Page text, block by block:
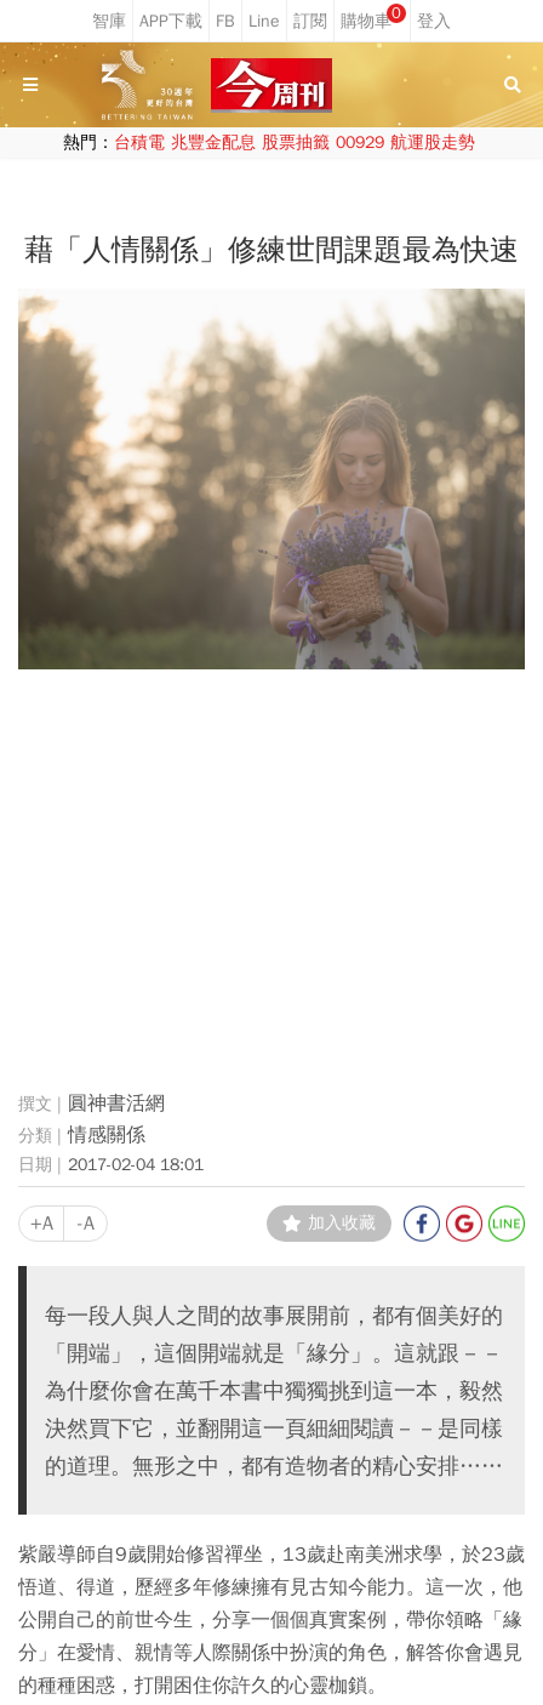
0
熱門： 台積電 兆豐金配息 股票抽籤 00929 航運股走勢
藉「人情關係」修練世間課題最為快速
圓神書活網
情感關係
2017-02-04 18:01
+A -A 加入收藏
每一段人與人之間的故事展開前，都有個美好的
「開端」，這個開端就是「緣分」。這就跟－－
為什麼你會在萬千本書中獨獨挑到這一本，毅然
決然買下它，並翻開這一頁細細閱讀－－是同樣
的道理。無形之中，都有造物者的精心安排……
紫嚴導師自9歲開始修習禪坐，13歲赴南美洲求學，於23歲
悟道、得道，歷經多年修練擁有見古知今能力。這一次，他
公開自己的前世今生，分享一個個真實案例，帶你領略「緣
分」在愛情、親情等人際關係中扮演的角色，解答你會遇見
的種種困惑，打開困住你許久的心靈枷鎖。